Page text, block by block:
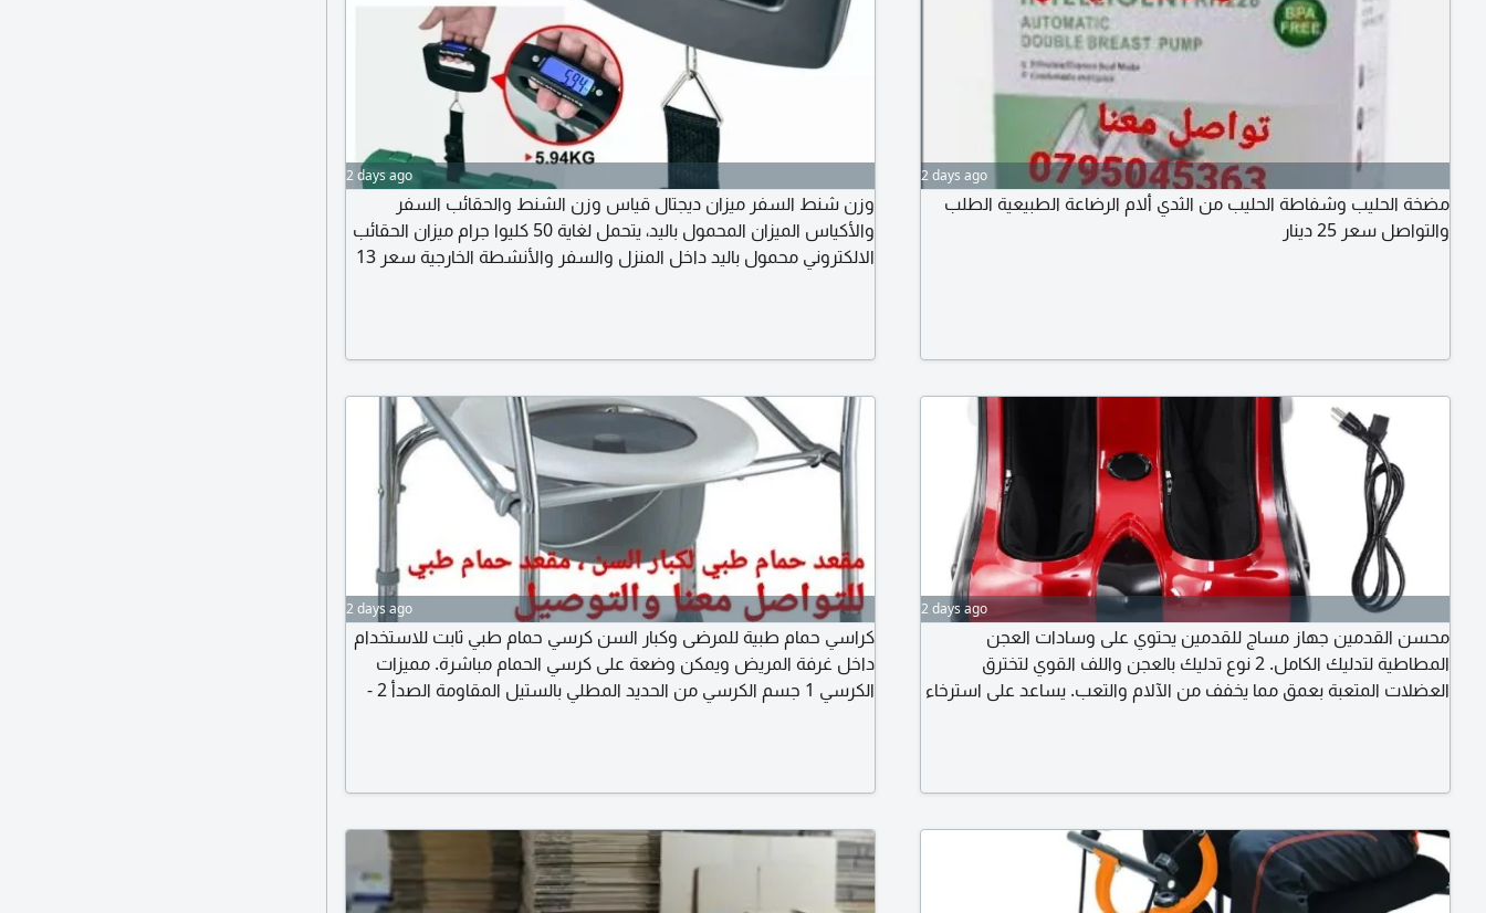
2 days ago
وزن شنط السفر ميزان ديجتال قياس وزن الشنط والحقائب السفر
والأكياس الميزان المحمول باليد، يتحمل لغاية 50 كليوا جرام ميزان الحقائب
الالكتروني محمول باليد داخل المنزل والسفر والأنشطة الخارجية سعر 13
2 days ago
مضخة الحليب وشفاطة الحليب من الثدي ألام الرضاعة الطبيعية الطلب
والتواصل سعر 25 دينار
2 days ago
كراسي حمام طبية للمرضى وكبار السن كرسي حمام طبي ثابت للاستخدام
داخل غرفة المريض ويمكن وضعة على كرسي الحمام مباشرة. مميزات
الكرسي 1 جسم الكرسي من الحديد المطلي بالستيل المقاومة الصدأ 2 -
2 days ago
محسن القدمين جهاز مساج للقدمين يحتوي على وسادات العجن
المطاطية لتدليك الكامل. 2 نوع تدليك بالعجن واللف القوي لتخترق
العضلات المتعبة بعمق مما يخفف من الآلام والتعب. يساعد على استرخاء